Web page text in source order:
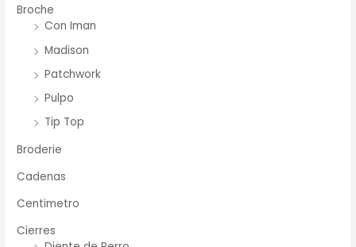
Broche
Con Iman
Madison
Patchwork
Pulpo
Tip Top
Broderie
Cadenas
Centimetro
Cierres